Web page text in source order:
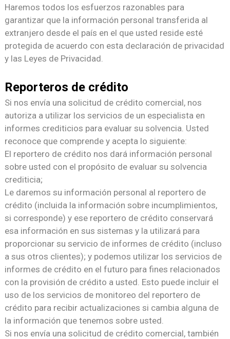
Haremos todos los esfuerzos razonables para
garantizar que la información personal transferida al
extranjero desde el país en el que usted reside esté
protegida de acuerdo con esta declaración de privacidad
y las Leyes de Privacidad.
Reporteros de crédito
Si nos envía una solicitud de crédito comercial, nos
autoriza a utilizar los servicios de un especialista en
informes crediticios para evaluar su solvencia. Usted
reconoce que comprende y acepta lo siguiente:
El reportero de crédito nos dará información personal
sobre usted con el propósito de evaluar su solvencia
crediticia;
Le daremos su información personal al reportero de
crédito (incluida la información sobre incumplimientos,
si corresponde) y ese reportero de crédito conservará
esa información en sus sistemas y la utilizará para
proporcionar su servicio de informes de crédito (incluso
a sus otros clientes); y podemos utilizar los servicios de
informes de crédito en el futuro para fines relacionados
con la provisión de crédito a usted. Esto puede incluir el
uso de los servicios de monitoreo del reportero de
crédito para recibir actualizaciones si cambia alguna de
la información que tenemos sobre usted.
Si nos envía una solicitud de crédito comercial, también